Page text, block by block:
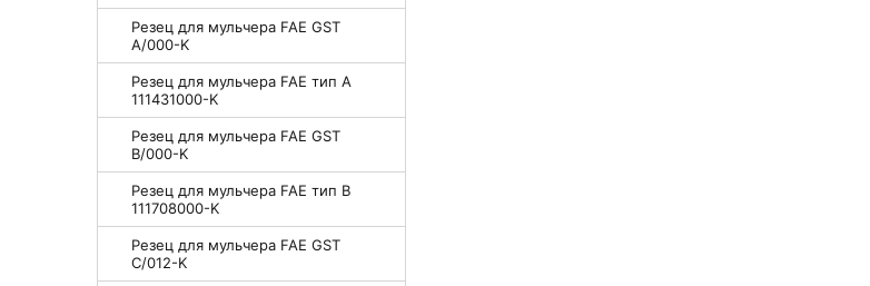
Резец для мульчера FAE GST
A/000-K
Резец для мульчера FAE тип А
111431000-K
Резец для мульчера FAE GST
B/000-K
Резец для мульчера FAE тип B
111708000-K
Резец для мульчера FAE GST
C/012-K